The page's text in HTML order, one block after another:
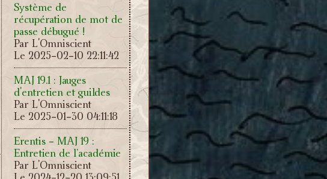
Système de
récupération de mot de
passe débugué !
Par L'Omniscient
Le 2025-02-10 22:11:42
MAJ 19.1 : Jauges
d'entretien et guildes
Par L'Omniscient
Le 2025-01-30 04:11:18
Erentis - MAJ 19 :
Entretien de l’académie
Par L'Omniscient